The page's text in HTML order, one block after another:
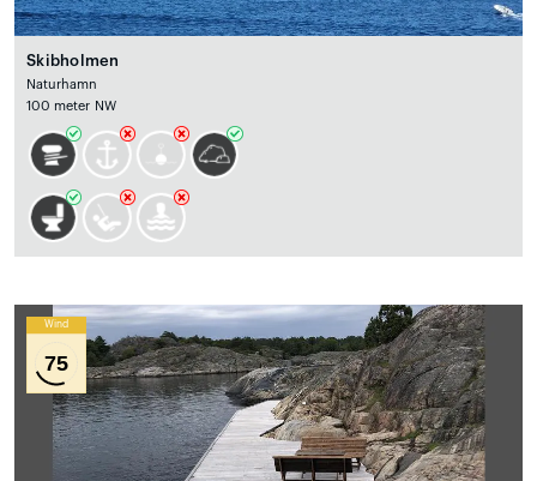
Skibholmen
Naturhamn
100 meter NW
Wind
75